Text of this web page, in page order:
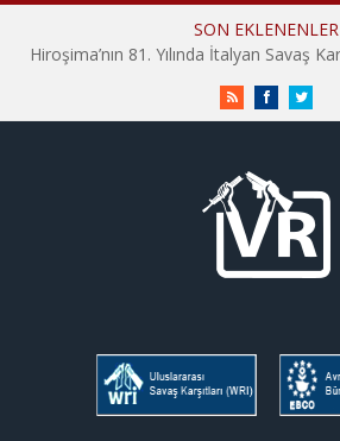
SON EKLENENLER
RSS FacebookTwitter